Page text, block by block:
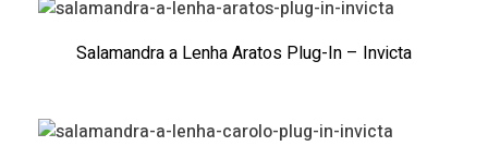
Salamandra a Lenha Aratos Plug-In – Invicta